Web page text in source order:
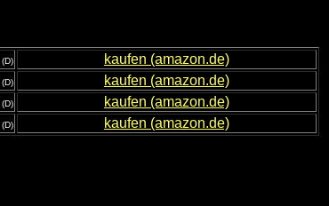
(D)
kaufen (amazon.de)
(D)
kaufen (amazon.de)
(D)
kaufen (amazon.de)
(D) kaufen (amazon.de)